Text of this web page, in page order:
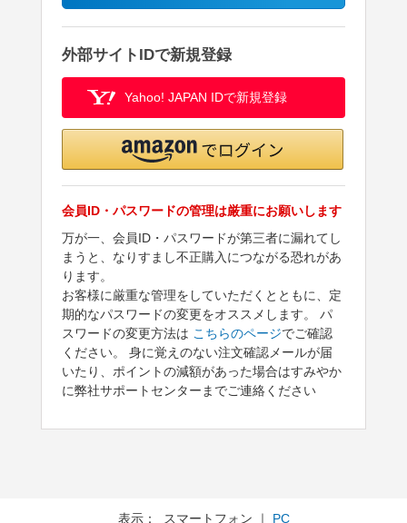
外部サイトIDで新規登録
Yahoo! JAPAN IDで新規登録
会員ID・パスワードの管理は厳重にお願いします
万が一、会員ID・パスワードが第三者に漏れてし
まうと、なりすまし不正購入につながる恐れがあ
ります。
お客様に厳重な管理をしていただくとともに、定
期的なパスワードの変更をオススメします。 パ
スワードの変更方法は こちらのページでご確認
ください。 身に覚えのない注文確認メールが届
いたり、ポイントの減額があった場合はすみやか
に弊社サポートセンターまでご連絡ください
表示： スマートフォン ｜ PC